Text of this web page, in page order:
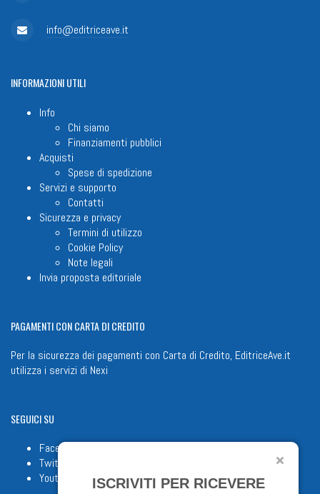
info@editriceave.it
INFORMAZIONIUTILI
Info
Chi siamo
Finanziamenti pubblici
Acquisti
Spese di spedizione
Servizi e supporto
Contatti
Sicurezza e privacy
Termini di utilizzo
Cookie Policy
Note legali
Invia proposta editoriale
PAGAMENTICON CARTA DI CREDITO
Per la sicurezza dei pagamenti con Carta di Credito, EditriceAve.it
utilizza i servizi di Nexi
SEGUICISU
Facebook
Twitter
Youtube
ISCRIVITI PER RICEVERE